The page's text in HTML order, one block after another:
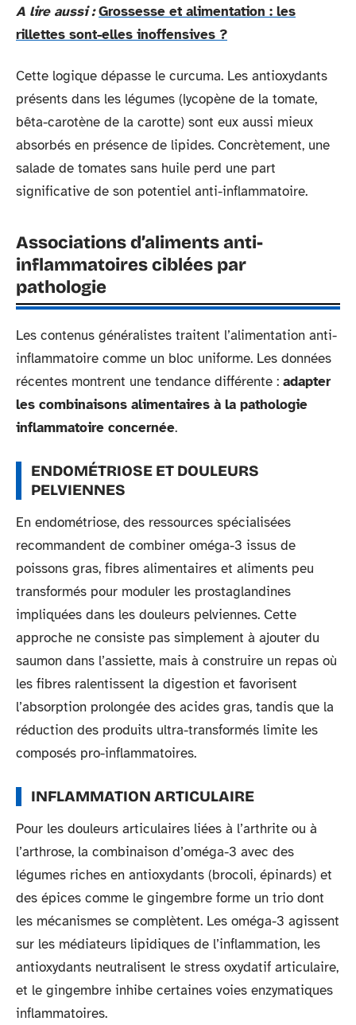
A lire aussi : Grossesse et alimentation : les
rillettes sont-elles inoffensives ?
Cette logique dépasse le curcuma. Les antioxydants
présents dans les légumes (lycopène de la tomate,
bêta-carotène de la carotte) sont eux aussi mieux
absorbés en présence de lipides. Concrètement, une
salade de tomates sans huile perd une part
significative de son potentiel anti-inflammatoire.
Associations d’aliments anti-
inflammatoires ciblées par
pathologie
Les contenus généralistes traitent l’alimentation anti-
inflammatoire comme un bloc uniforme. Les données
récentes montrent une tendance différente : adapter
les combinaisons alimentaires à la pathologie
inflammatoire concernée.
ENDOMÉTRIOSE ET DOULEURS
PELVIENNES
En endométriose, des ressources spécialisées
recommandent de combiner oméga-3 issus de
poissons gras, fibres alimentaires et aliments peu
transformés pour moduler les prostaglandines
impliquées dans les douleurs pelviennes. Cette
approche ne consiste pas simplement à ajouter du
saumon dans l’assiette, mais à construire un repas où
les fibres ralentissent la digestion et favorisent
l’absorption prolongée des acides gras, tandis que la
réduction des produits ultra-transformés limite les
composés pro-inflammatoires.
INFLAMMATION ARTICULAIRE
Pour les douleurs articulaires liées à l’arthrite ou à
l’arthrose, la combinaison d’oméga-3 avec des
légumes riches en antioxydants (brocoli, épinards) et
des épices comme le gingembre forme un trio dont
les mécanismes se complètent. Les oméga-3 agissent
sur les médiateurs lipidiques de l’inflammation, les
antioxydants neutralisent le stress oxydatif articulaire,
et le gingembre inhibe certaines voies enzymatiques
inflammatoires.